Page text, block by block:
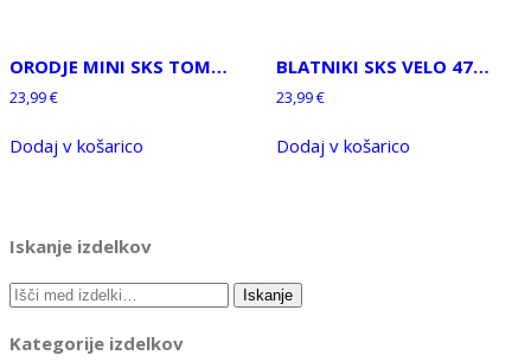
ORODJE MINI SKS TOM…
23,99€
Dodaj v košarico
BLATNIKI SKS VELO 47…
23,99€
Dodaj v košarico
Iskanje izdelkov
Išči:
Iskanje
Kategorije izdelkov